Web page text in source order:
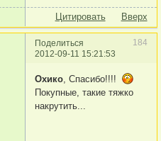
Цитировать Вверх
Поделиться
184
2012-09-11 15:21:53
Охико , Спасибо!!!!
Покупные, такие тяжко
накрутить...